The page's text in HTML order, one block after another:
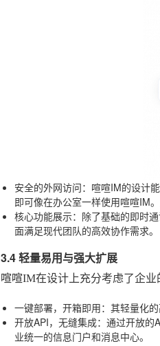
安全的外网访问：喧喧IM的设计
即可像在办公室一样使用喧喧IM
核心功能展示：除了基础的即时
面满足现代团队的高效协作需求。
3.4 轻量易用与强大扩展
喧喧IM在设计上充分考虑了企业
一键部署，开箱即用：其轻量化
开放API，无缝集成：通过开放的
业统一的信息门户和消息中心。